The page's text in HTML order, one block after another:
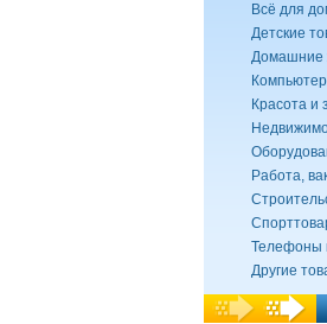
Всё для
Детские
Домашние
Красота и
Работа,
Телефоны
Другие